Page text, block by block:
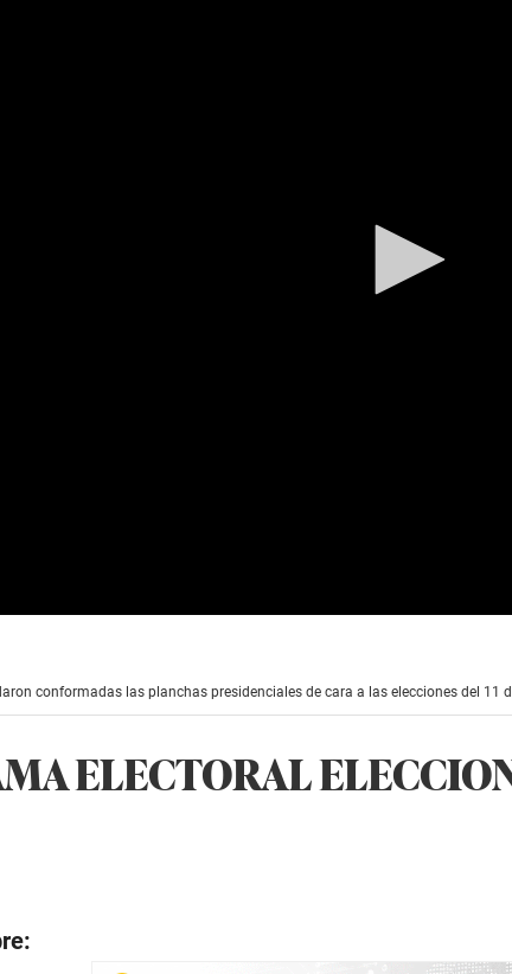
conformadas las planchas presidenciales de cara a las elecciones del 11
ELECTORAL